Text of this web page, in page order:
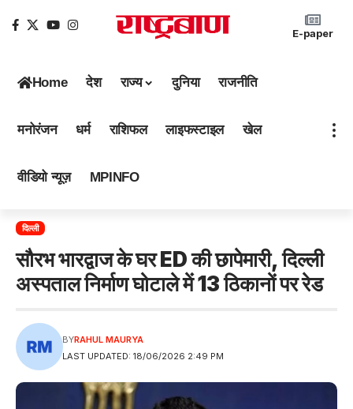
E-paper
Home देश राज्य दुनिया राजनीति
मनोरंजन धर्म राशिफल लाइफस्टाइल खेल
वीडियो न्यूज़ MPINFO
दिल्ली
सौरभ भारद्वाज के घर ED की छापेमारी, दिल्ली
अस्पताल निर्माण घोटाले में 13 ठिकानों पर रेड
LAST UPDATED: 18/06/2026 2:49 PM
BYRAHUL MAURYA